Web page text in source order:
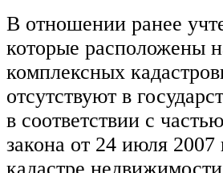
В отношении ранее
которые расположены
комплексных
отсутствуют в
в соответствии с частью
закона от 24 июля